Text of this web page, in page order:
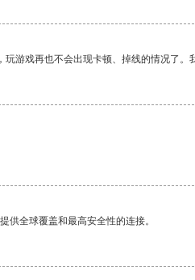
游戏再也不会出现卡顿、掉线的情况了
供全球覆盖和最高安全性的连接。